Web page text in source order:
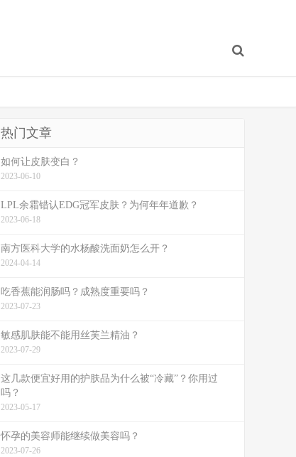
热门文章
如何让皮肤变白？
2023-06-10
LPL余霜错认EDG冠军皮肤？为何年年道歉？
2023-06-18
南方医科大学的水杨酸洗面奶怎么开？
2024-04-14
吃香蕉能润肠吗？成熟度重要吗？
2023-07-23
敏感肌肤能不能用丝芙兰精油？
2023-07-29
这几款便宜好用的护肤品为什么被“冷藏”？你用过
吗？
2023-05-17
怀孕的美容师能继续做美容吗？
2023-07-26